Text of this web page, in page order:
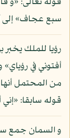
سبع عجاف» إلى
رؤيا للملك يخبر
أفتوني في
من المحتمل
قوله سابقا:
و السمان جمع